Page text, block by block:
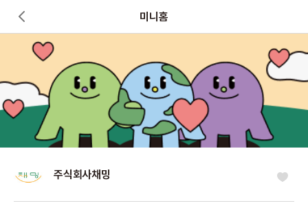
미니홈
주식회사채밍